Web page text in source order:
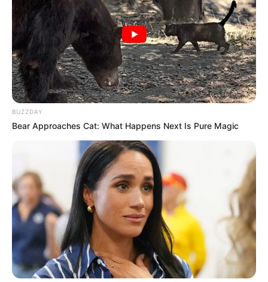
BUZZDAY
Bear Approaches Cat: What Happens Next Is Pure Magic